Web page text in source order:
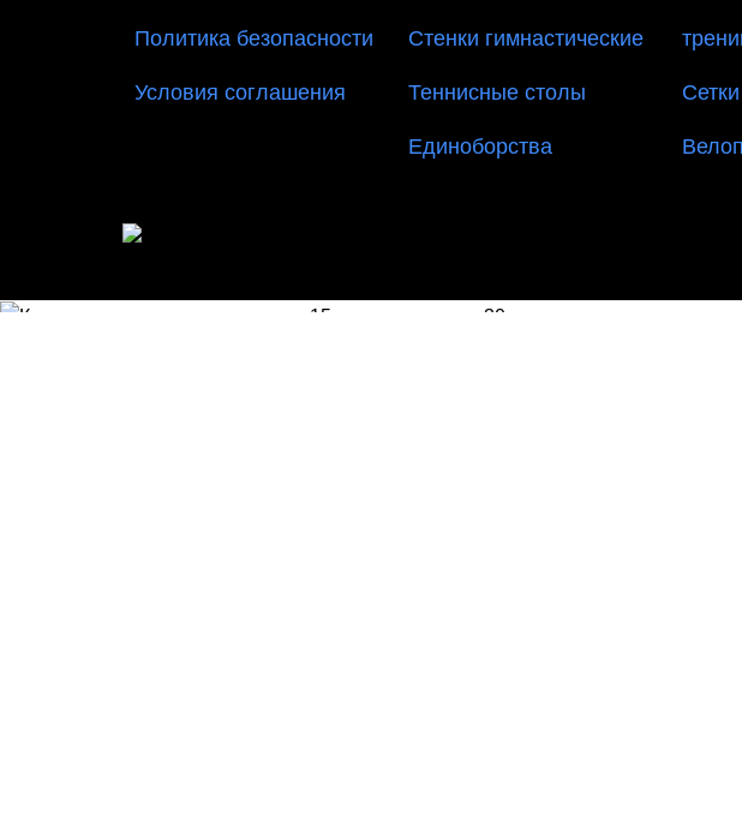
Политика безопасности
Условия соглашения
Стенки гимнастические
Теннисные столы
Единоборства
Сетки